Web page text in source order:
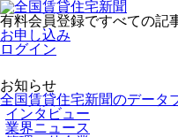
有料会員登録ですべての記
お申し込み
ログイン
お知らせ
全国賃貸住宅新聞のデータ
インタビュー
業界ニュース